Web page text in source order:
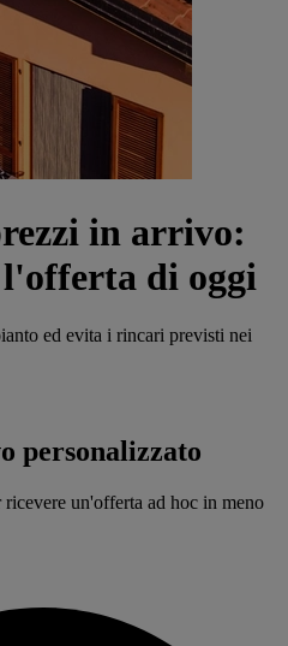
in arrivo:
di oggi
ed evita i rincari previsti nei
personalizzato
un'offerta ad hoc in meno